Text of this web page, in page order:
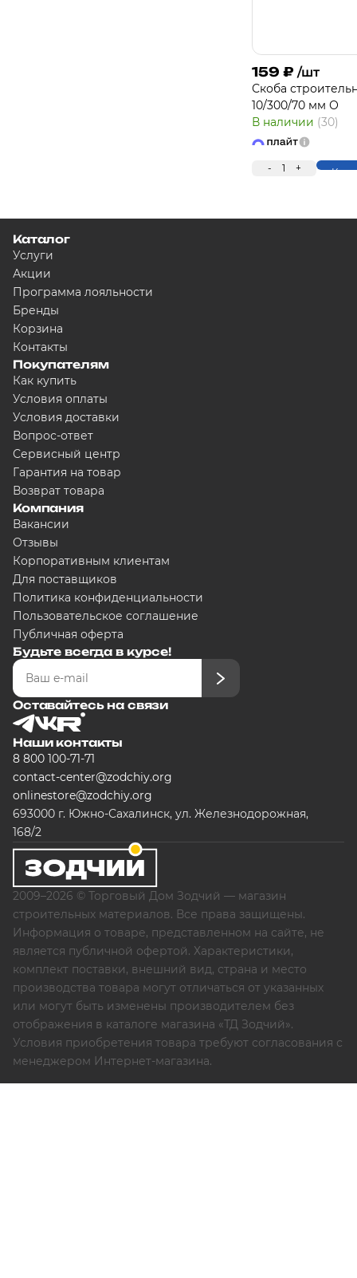
159 ₽ /шт
Скоба
10/300/70 мм О
В наличии (30)
- 1 +
Каталог
Услуги
Акции
Программа лояльности
Бренды
Корзина
Контакты
Покупателям
Как купить
Условия оплаты
Условия доставки
Вопрос-ответ
Сервисный центр
Гарантия на товар
Возврат товара
Компания
Вакансии
Отзывы
Корпоративным клиентам
Для поставщиков
Политика конфиденциальности
Пользовательское соглашение
Публичная оферта
Будьте всегда в курсе!
Оставайтесь на связи
Наши контакты
8 800 100-71-71
contact-center@zodchiy.org
onlinestore@zodchiy.org
693000 г. Южно-Сахалинск, ул. Железнодорожная,
168/2
2009–2026 © Торговый Дом Зодчий — магазин
строительных материалов. Все права защищены.
Информация о товаре, представленном на сайте, не
является публичной офертой. Характеристики,
комплект поставки, внешний вид, страна и место
производства товара могут отличаться от указанных
или могут быть изменены производителем без
отображения в каталоге магазина «ТД Зодчий».
Условия приобретения товара требуют согласования с
менеджером Интернет-магазина.